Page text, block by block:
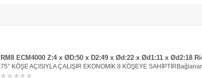
RM8 ECM4000 Z:4 x ØD:50 x D2:49 x Ød:22 x Ød1:11 x Ød2:18
75° KÖŞE AÇISIYLA ÇALIŞIR EKONOMİK 8 KÖŞEYE